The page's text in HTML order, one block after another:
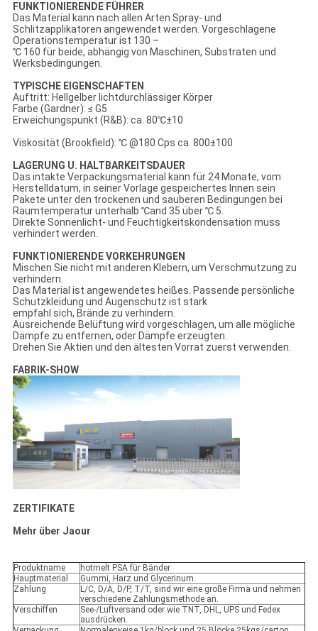
FUNKTIONIERENDE FÜHRER
Das Material kann nach allen Arten Spray- und
Schlitzapplikatoren angewendet werden. Vorgeschlagene
Operationstemperatur ist 130 –
℃ 160 für beide, abhängig von Maschinen, Substraten und
Werksbedingungen.
TYPISCHE EIGENSCHAFTEN
Auftritt: Hellgelber lichtdurchlässiger Körper
Farbe (Gardner): ≤ G5
Erweichungspunkt (R&B): ca. 80℃±10
Viskosität (Brookfield): ℃ @180 Cps ca. 800±100
LAGERUNG U. HALTBARKEITSDAUER
Das intakte Verpackungsmaterial kann für 24 Monate, vom
Herstelldatum, in seiner Vorlage gespeichertes Innen sein
Pakete unter den trockenen und sauberen Bedingungen bei
Raumtemperatur unterhalb ℃and 35 über ℃ 5.
Direkte Sonnenlicht- und Feuchtigkeitskondensation muss
verhindert werden.
FUNKTIONIERENDE VORKEHRUNGEN
Mischen Sie nicht mit anderen Klebern, um Verschmutzung zu
verhindern.
Das Material ist angewendetes heißes. Passende persönliche
Schutzkleidung und Augenschutz ist stark
empfahl sich, Brände zu verhindern.
Ausreichende Belüftung wird vorgeschlagen, um alle mögliche
Dämpfe zu entfernen, oder Dämpfe erzeugten.
Drehen Sie Aktien und den ältesten Vorrat zuerst verwenden.
FABRIK-SHOW
ZERTIFIKATE
Mehr über Jaour
Produktname
hotmelt PSA für Bänder
Hauptmaterial
Gummi, Harz und Glycerinum.
Zahlung
L/C, D/A, D/P, T/T, sind wir eine große Firma und nehmen
verschiedene Zahlungsmethode an.
Verschiffen
See-/Luftversand oder wie TNT, DHL, UPS und Fedex
ausdrücken.